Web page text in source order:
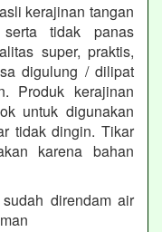
kerajinan tangan
serta tidak panas
super, praktis,
digulung / dilipat
Produk kerajinan
untuk digunakan
tidak dingin. Tikar
karena bahan
direndam air